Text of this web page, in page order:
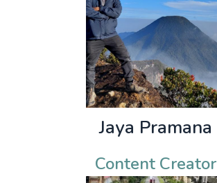
Jaya Pramana
Content Creator